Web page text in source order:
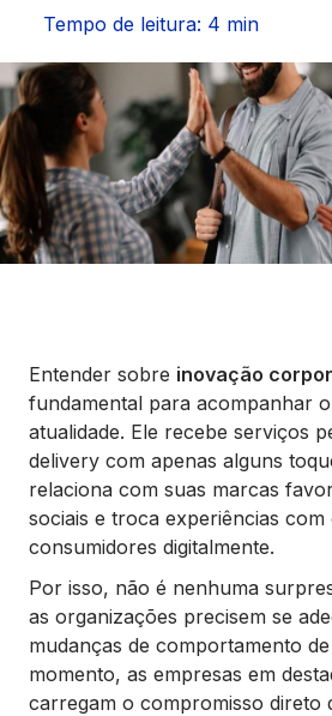
Seguros
Vida Financeira
Canais Digitais
Tempo de leitura: 4 min
Entender sobre inovação
fundamental para acompanhar
atualidade. Ele recebe serviços
delivery com apenas alguns
relaciona com suas marcas
sociais e troca experiências com
consumidores digitalmente.
Por isso, não é nenhuma
as organizações precisem se
mudanças de comportamento
momento, as empresas em
carregam o compromisso direto